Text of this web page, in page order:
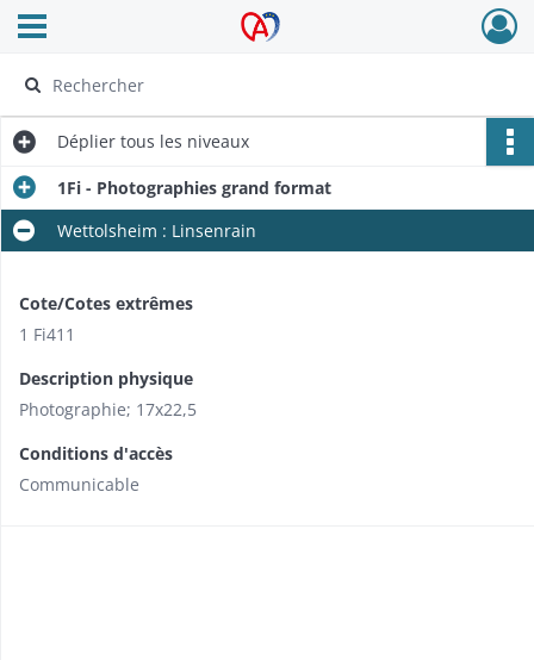
Archives Alsace - Colmar
Ouvrir le menu déroulant
Déplier tous les niveaux
1Fi - Photographies grand format
Wettolsheim : Linsenrain
Cote/Cotes extrêmes
1 Fi411
Description physique
Photographie; 17x22,5
Conditions d'accès
Communicable